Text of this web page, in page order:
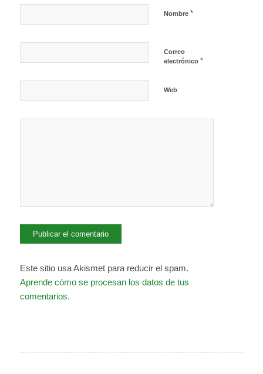
Nombre *
Correo
electrónico *
Web
Este sitio usa Akismet para reducir el spam.
Aprende cómo se procesan los datos de tus
comentarios.